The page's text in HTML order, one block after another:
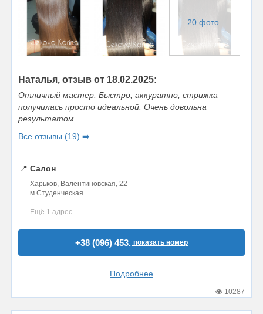
20 фото
Наталья, отзыв от 18.02.2025:
Отличный мастер. Быстро, аккуратно, стрижка
получилась просто идеальной. Очень довольна
результатом.
Все отзывы (19) ➡️
📍 Салон
Харьков, Валентиновская, 22
м.Студенческая
Ещё 1 адрес
+38 (096) 453..показать номер
Подробнее
10287